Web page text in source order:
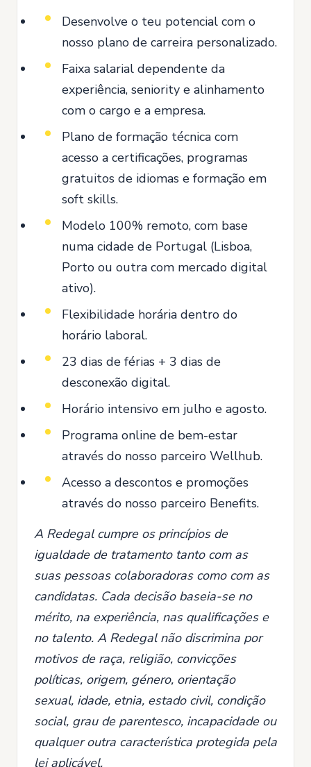
Desenvolve o teu potencial com o
nosso plano de carreira personalizado.
Faixa salarial dependente da
experiência, seniority e alinhamento
com o cargo e a empresa.
Plano de formação técnica com
acesso a certificações, programas
gratuitos de idiomas e formação em
soft skills.
Modelo 100% remoto, com base
numa cidade de Portugal (Lisboa,
Porto ou outra com mercado digital
ativo).
Flexibilidade horária dentro do
horário laboral.
23 dias de férias + 3 dias de
desconexão digital.
Horário intensivo em julho e agosto.
Programa online de bem-estar
através do nosso parceiro Wellhub.
Acesso a descontos e promoções
através do nosso parceiro Benefits.
A Redegal cumpre os princípios de
igualdade de tratamento tanto com as
suas pessoas colaboradoras como com as
candidatas. Cada decisão baseia-se no
mérito, na experiência, nas qualificações e
no talento. A Redegal não discrimina por
motivos de raça, religião, convicções
políticas, origem, género, orientação
sexual, idade, etnia, estado civil, condição
social, grau de parentesco, incapacidade ou
qualquer outra característica protegida pela
lei aplicável.